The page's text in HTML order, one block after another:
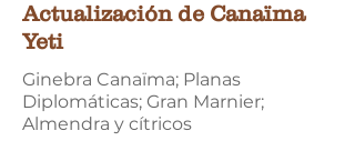
Actualización de Canaïma
Yeti
Ginebra Canaïma; Planas
Diplomáticas; Gran Marnier;
Almendra y cítricos